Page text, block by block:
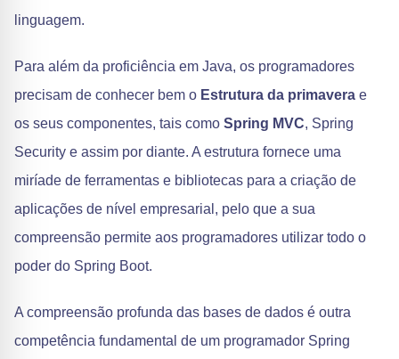
linguagem.
Para além da proficiência em Java, os programadores
precisam de conhecer bem o Estrutura da primavera e
os seus componentes, tais como Spring MVC, Spring
Security e assim por diante. A estrutura fornece uma
miríade de ferramentas e bibliotecas para a criação de
aplicações de nível empresarial, pelo que a sua
compreensão permite aos programadores utilizar todo o
poder do Spring Boot.
A compreensão profunda das bases de dados é outra
competência fundamental de um programador Spring